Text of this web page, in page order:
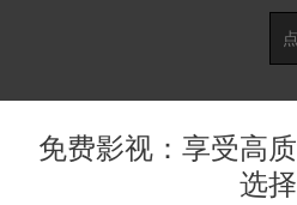
免费影视：享受高
选择